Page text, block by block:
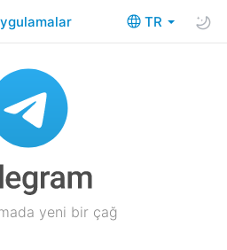
TR
yeni bir çağ